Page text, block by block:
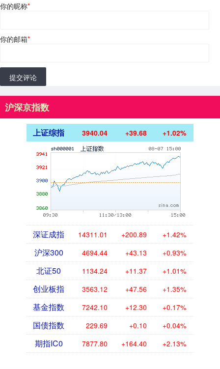
你的昵称*
你的邮箱*
提交评论
沪深京指数
上证综指 3940.04 +39.68 +1.02%
深证成指 14311.01 +200.89 +1.42%
沪深300 4694.44 +43.13 +0.93%
北证50 1134.24 +11.37 +1.01%
创业板指 3563.12 +47.56 +1.35%
基金指数 7242.10 +12.30 +0.17%
国债指数 229.69 +0.10 +0.04%
期指IC0 7877.80 +164.40 +2.13%